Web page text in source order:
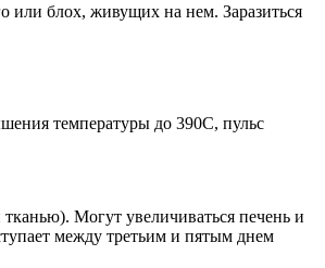
или блох, живущих на нем. Заразиться
температуры до 390С, пульс
Могут увеличиваться печень и
между третьим и пятым днем